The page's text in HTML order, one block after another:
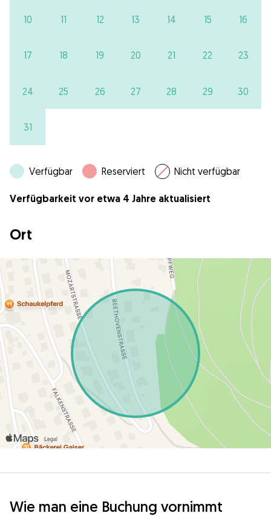
10 11 12 13 14 15 16
17 18 19 20 21 22 23
24 25 26 27 28 29 30
31
Verfügbar Reserviert Nicht verfügbar
Verfügbarkeit vor etwa 4 Jahre aktualisiert
Ort
Wie man eine Buchung vornimmt